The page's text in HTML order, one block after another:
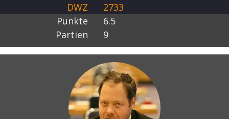
DWZ
2733
Punkte
6.5
Partien
9